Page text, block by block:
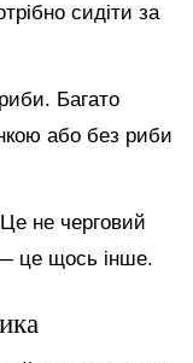
сидіти за
Багато
або без риби
не черговий
це щось інше.